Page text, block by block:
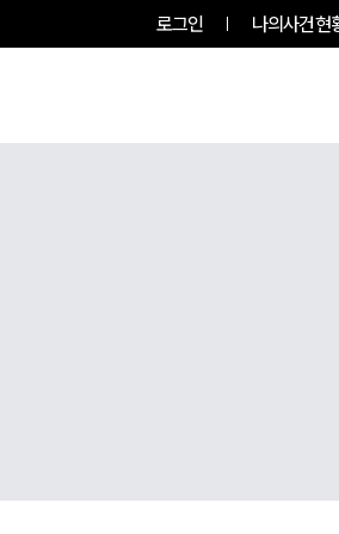
로그인 나의사건현